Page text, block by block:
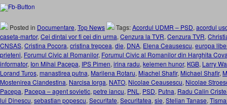
Posted in Documentare, Top News Tags:Acordul UDMR – PSD, acordul
caseta-martor, Cei dintai vor fi cei din urma, Cenzura la TVR, Cenzura TVR,
CNSAS, Cristina Pocora, cristina trepcea, die, DNA, Elena Ceausescu, europa
prieteni, Forumul Civic al Romanilor, Forumul Civic al Romanilor din Harghita
informator, Ion Mihai Pacepa, IPS Pimen, irina radu, kelemen hunor, KGB, Larry
Lorand Turos, manastirea putna, Marilena Rotaru, Miachel Shafir, Michael Shafir,
Mostenirea Clandestina, Narcisa Iorga, NATO, Nicolae Ceausescu, Nicolae
Pacepa, Pacepa – agent sovietic, petre iancu, PNL , PSD, Putna, Radu Calin
lui Dinescu, sebastian popescu, Securitate, Securitatea, sie, Stelian Tanase,